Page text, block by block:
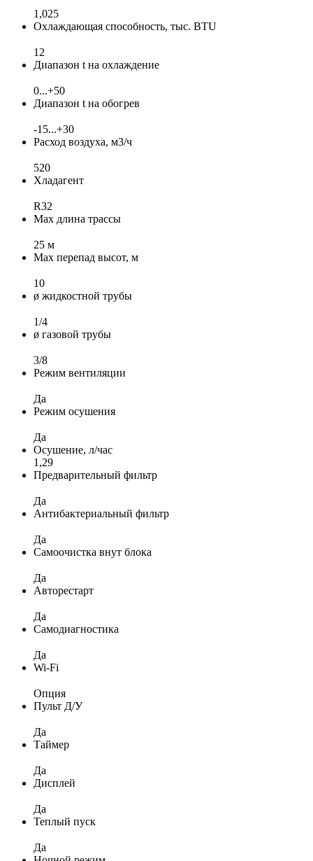
1,025
Охлаждающая способность, тыс. BTU
12
Диапазон t на охлаждение
0...+50
Диапазон t на обогрев
-15...+30
Расход воздуха, м3/ч
520
Хладагент
R32
Max длина трассы
25 м
Max перепад высот, м
10
ø жидкостной трубы
1/4
ø газовой трубы
3/8
Режим вентиляции
Да
Режим осушения
Да
Осушение, л/час
1,29
Предварительный фильтр
Да
Антибактериальный фильтр
Да
Самоочистка внут блока
Да
Авторестарт
Да
Самодиагностика
Да
Wi-Fi
Опция
Пульт Д/У
Да
Таймер
Да
Дисплей
Да
Теплый пуск
Да